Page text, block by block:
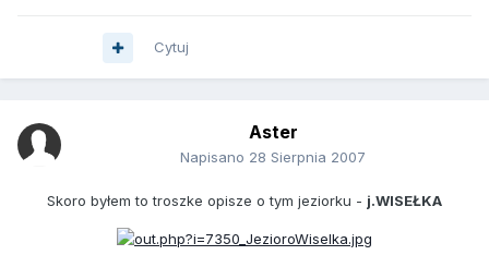
Cytuj
Aster
Napisano 28 Sierpnia 2007
Skoro byłem to troszke opisze o tym jeziorku - j.WISEŁKA